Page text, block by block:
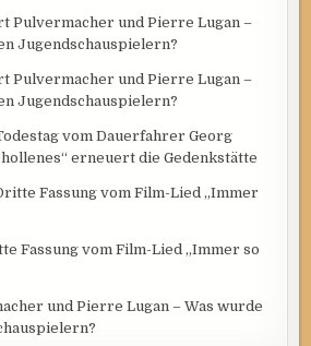
Pulvermacher und Pierre Lugan –
Jugendschauspielern?
Pulvermacher und Pierre Lugan –
Jugendschauspielern?
vom Dauerfahrer Georg
erneuert die Gedenkstätte
Fassung vom Film-Lied „Immer
Fassung vom Film-Lied „Immer so
und Pierre Lugan – Was wurde